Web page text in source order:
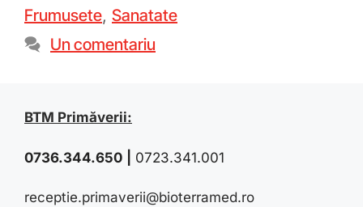
Frumusete, Sanatate
Un comentariu
BTM Primăverii:
0736.344.650 0723.341.001
receptie.primaverii@bioterramed.ro